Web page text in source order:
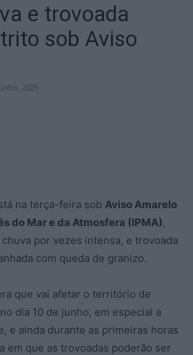
e trovoada
sob Aviso
2025
na terça-feira sob Aviso Amarelo
do Mar e da Atmosfera (IPMA),
por vezes intensa, e trovoada
com queda de granizo.
que vai afetar o território de
dia 10 de junho, em especial a
e ainda durante as primeiras horas
em que as trovoadas poderão ser